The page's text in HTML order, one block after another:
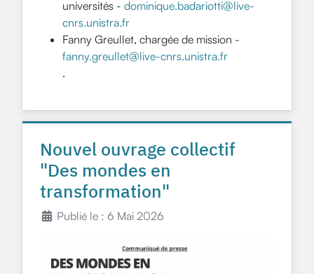
universités - dominique.badariotti@live-
cnrs.unistra.fr
Fanny Greullet, chargée de mission -
fanny.greullet@live-cnrs.unistra.fr
.
Nouvel ouvrage collectif
"Des mondes en
transformation"
Publié le : 6 Mai 2026